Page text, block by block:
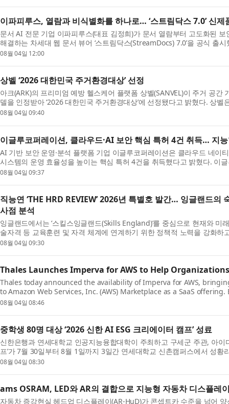
이파피루스, 열람과 비식별화를 하나로… ‘스트림닥스 7.0’ 신제
문서 AI 전문 기업 이파피루스(대표 김정희)가 문서 열람부터 고도화된
해결하는 차세대 웹 문서 뷰어 ‘스트림닥스(StreamDocs) 7.0’을 공식 출
AI ...
08월 04일 12:00
상벨 ‘2026 대한민국 주거환경대상’ 선정
아크(ARK)의 프리미엄 예방 헬스케어 플랫폼 상벨(SANVEL)이 주거 공
델을 인정받아 ‘2026 대한민국 주거환경대상’에 선정됐다고 밝혔다. 상
적으...
08월 04일 09:40
이글루코퍼레이션, 클라우드·AI 보안 핵심 특허 4건 취득… 지
AI 기반 보안 운영·분석 플랫폼 기업 이글루코퍼레이션은 클라우드 네이
시스템의 운영 효율성을 높이는 핵심 특허 4건을 취득했다고 밝혔다. 이
능형...
08월 04일 09:37
직능연 ‘THE HRD REVIEW’ 2026년 특별호 발간… 잉글랜드
사점 분석
잉글랜드에서는 ‘스킬스잉글랜드(Skills England)’를 중심으로 현재와
술자격 등 교육훈련 및 자격 체계에 연계하기 위한 정책적 노력을 강화
력...
08월 04일 09:30
Thales Launches Imperva for AWS to Help
Thales today announced the availability of Imperva for AWS,
to Amazon Web Services, Inc. (AWS) Marketplace as a SaaS
organizati...
08월 04일 08:46
중학생 80명 대상 ‘2026 신한 AI ESG 크리에이터 캠프’ 성료
신한은행과 연세대학교 인공지능융합대학이 주최하고 구세군 주관, 아
프’가 7월 30일부터 8월 1일까지 3일간 연세대학교 신촌캠퍼스에서 성
한 중...
08월 04일 08:30
ams OSRAM, LED와 AR의 결합으로 지능형 자동차 디스플레
자동차 증강현실 헤드업 디스플레이(AR-HuD)가 콘셉트카 수준을 넘어